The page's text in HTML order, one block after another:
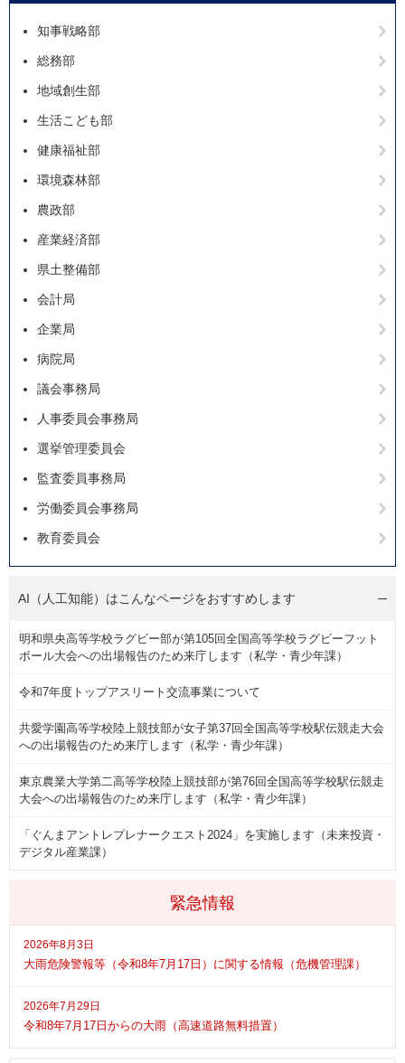
緊急情報
2026年8月3日
大雨危険警報等（令和8年7月17日）に関する情報（危機管理課）
2026年7月29日
令和8年7月17日からの大雨（高速道路無料措置）
知事戦略部
総務部
地域創生部
生活こども部
健康福祉部
環境森林部
農政部
産業経済部
県土整備部
会計局
企業局
病院局
議会事務局
人事委員会事務局
選挙管理委員会
監査委員事務局
労働委員会事務局
教育委員会
AI（人工知能）はこんなページをおすすめします
明和県央高等学校ラグビー部が第105回全国高等学校ラグビーフット
ボール大会への出場報告のため来庁します（私学・青少年課）
令和7年度トップアスリート交流事業について
共愛学園高等学校陸上競技部が女子第37回全国高等学校駅伝競走大会
への出場報告のため来庁します（私学・青少年課）
東京農業大学第二高等学校陸上競技部が第76回全国高等学校駅伝競走
大会への出場報告のため来庁します（私学・青少年課）
「ぐんまアントレプレナークエスト2024」を実施します（未来投資・
デジタル産業課）